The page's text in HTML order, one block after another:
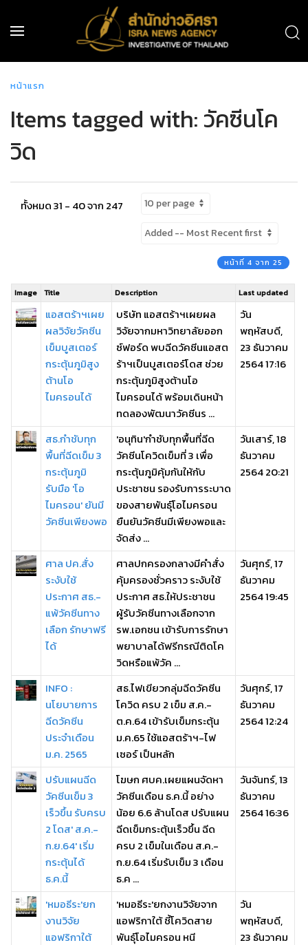
หน้าแรก
Items tagged with: วัคซีนโค
วิด
ทั้งหมด 31 - 40 จาก 247
หน้าที่ 4 จาก 25
Image Title Description Last updated
แอสตร้าฯเผย
ผลวิจัยวัคซีน
เข็มบูสเตอร์
กระตุ้นภูมิสูง
ต้านโอ
ไมครอนได้
บริษัท แอสตร้าฯเผยผล
วิจัยจากมหาวิทยาลัยออก
ซ์ฟอร์ด พบฉีดวัคซีนแอสต
ร้าฯเป็นบูสเตอร์โดส ช่วย
กระตุ้นภูมิสูงต้านโอ
ไมครอนได้ พร้อมเดินหน้า
ทดลองพัฒนาวัคซีนร ...
วัน
พฤหัสบดี,
23 ธันวาคม
2564 17:16
สธ.กำชับทุก
พื้นที่ฉีดเข็ม 3
กระตุ้นภูมิ
รับมือ 'โอ
ไมครอน' ยันมี
วัคซีนเพียงพอ
'อนุทิน'กำชับทุกพื้นที่ฉีด
วัคซีนโควิดเข็มที่ 3 เพื่อ
กระตุ้นภูมิคุ้มกันให้กับ
ประชาชน รองรับการระบาด
ของสายพันธุ์โอไมครอน
ยืนยันวัคซีนมีเพียงพอและ
จัดส่ง ...
วันเสาร์, 18
ธันวาคม
2564 20:21
ศาล ปค.สั่ง
ระงับใช้
ประกาศ สธ.-
แพ้วัคซีนทาง
เลือก รักษาฟรี
ได้
ศาลปกครองกลางมีคำสั่ง
คุ้มครองชั่วคราว ระงับใช้
ประกาศ สธ.ให้ประชาชน
ผู้รับวัคซีนทางเลือกจาก
รพ.เอกชน เข้ารับการรักษา
พยาบาลได้ฟรีกรณีติดโค
วิดหรือแพ้วัค ...
วันศุกร์, 17
ธันวาคม
2564 19:45
INFO :
นโยบายการ
ฉีดวัคซีน
ประจำเดือน
ม.ค. 2565
สธ.ไฟเขียวกลุ่มฉีดวัคซีน
โควิด ครบ 2 เข็ม ส.ค.-
ต.ค.64 เข้ารับเข็มกระตุ้น
ม.ค.65 ใช้แอสตร้าฯ-ไฟ
เซอร์ เป็นหลัก
วันศุกร์, 17
ธันวาคม
2564 12:24
ปรับแผนฉีด
วัคซีนเข็ม 3
เร็วขึ้น รับครบ
2 โดส' ส.ค.-
ก.ย.64' เริ่ม
กระตุ้นได้
ธ.ค.นี้
โฆษก ศบค.เผยแผนจัดหา
วัคซีนเดือน ธ.ค.นี้ อย่าง
น้อย 6.6 ล้านโดส ปรับแผน
ฉีดเข็มกระตุ้นเร็วขึ้น ฉีด
ครบ 2 เข็มในเดือน ส.ค.-
ก.ย.64 เริ่มรับเข็ม 3 เดือน
ธ.ค ...
วันจันทร์, 13
ธันวาคม
2564 16:36
'หมอธีระ'ยก
งานวิจัย
แอฟริกาใต้
'หมอธีระ'ยกงานวิจัยจาก
แอฟริกาใต้ ชี้โควิดสาย
พันธุ์โอไมครอน หนี
วัน
พฤหัสบดี,
23 ธันวาคม